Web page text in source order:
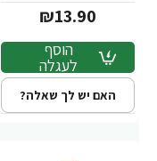
₪13.90
הוסף
לעגלה
האם יש לך שאלה?